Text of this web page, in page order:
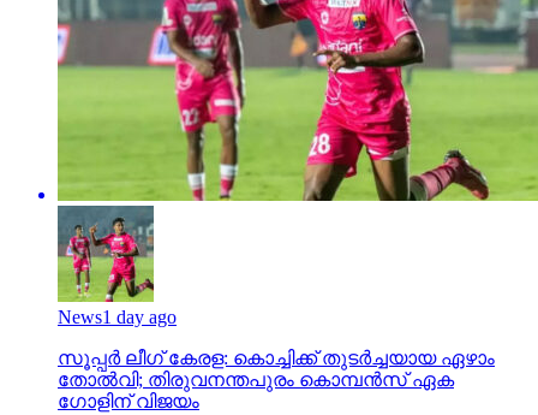
News1 day ago
സൂപ്പര്‍ ലീഗ് കേരള: കൊച്ചിക്ക് തുടര്‍ച്ചയായ ഏഴാം
തോല്‍വി; തിരുവനന്തപുരം കൊമ്പന്‍സ് ഏക
ഗോളിന് വിജയം